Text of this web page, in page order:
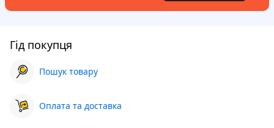
Гід покупця
Пошук товару
Оплата та доставка